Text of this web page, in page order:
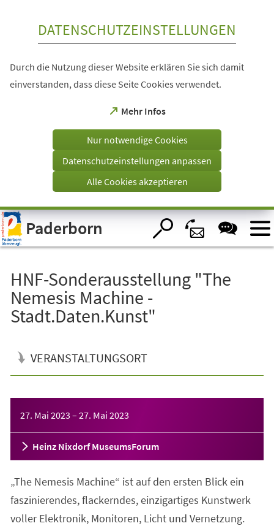
Visuelle
Assistenzsoftware
öffnen.
DATENSCHUTZEINSTELLUNGEN
Durch die Nutzung dieser Website erklären Sie sich damit
einverstanden, dass diese Seite Cookies verwendet.
Mehr Infos
(Öffnet
einem
Tab)
Nur notwendige Cookies
Datenschutzeinstellungen anpassen
Alle Cookies akzeptieren
Paderborn
HNF-Sonderausstellung "The
Nemesis Machine -
Stadt.Daten.Kunst"
VERANSTALTUNGSORT
27. Mai 2023 – 27. Mai 2023
Heinz Nixdorf MuseumsForum
„The Nemesis Machine“ ist auf den ersten Blick ein
faszinierendes, flackerndes, einzigartiges Kunstwerk
voller Elektronik, Monitoren, Licht und Vernetzung.